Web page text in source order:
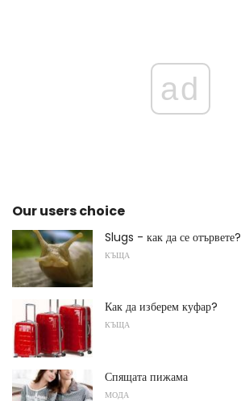
ad
Our users choice
Slugs - как да се отървете?
КЪЩА
Как да изберем куфар?
КЪЩА
Спящата пижама
МОДА